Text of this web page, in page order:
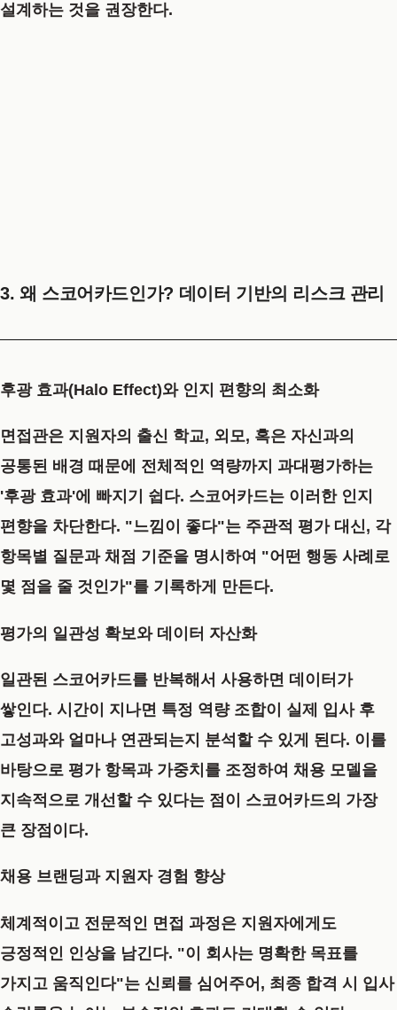
설계하는 것을 권장한다.
3. 왜 스코어카드인가? 데이터 기반의 리스크 관리
후광 효과(Halo Effect)와 인지 편향의 최소화
면접관은 지원자의 출신 학교, 외모, 혹은 자신과의
공통된 배경 때문에 전체적인 역량까지 과대평가하는
'후광 효과'에 빠지기 쉽다. 스코어카드는 이러한 인지
편향을 차단한다. "느낌이 좋다"는 주관적 평가 대신, 각
항목별 질문과 채점 기준을 명시하여 "어떤 행동 사례로
몇 점을 줄 것인가"를 기록하게 만든다.
평가의 일관성 확보와 데이터 자산화
일관된 스코어카드를 반복해서 사용하면 데이터가
쌓인다. 시간이 지나면 특정 역량 조합이 실제 입사 후
고성과와 얼마나 연관되는지 분석할 수 있게 된다. 이를
바탕으로 평가 항목과 가중치를 조정하여 채용 모델을
지속적으로 개선할 수 있다는 점이 스코어카드의 가장
큰 장점이다.
채용 브랜딩과 지원자 경험 향상
체계적이고 전문적인 면접 과정은 지원자에게도
긍정적인 인상을 남긴다. "이 회사는 명확한 목표를
가지고 움직인다"는 신뢰를 심어주어, 최종 합격 시 입사